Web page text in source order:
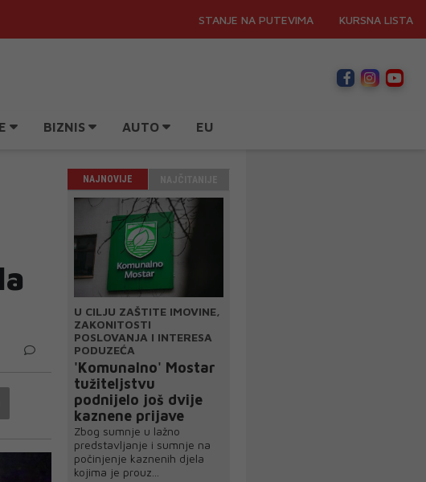
STANJE NA PUTEVIMA KURSNA LISTA
BIZNIS AUTO EU
NAJNOVIJE
U CILJU ZAŠTITE IMOVINE,
ZAKONITOSTI
POSLOVANJA I INTERESA
PODUZEĆA
'Komunalno' Mostar
tužiteljstvu
podnijelo još dvije
kaznene prijave
Zbog sumnje u lažno
predstavljanje i sumnje na
počinjenje kaznenih djela
kojima je prouz...